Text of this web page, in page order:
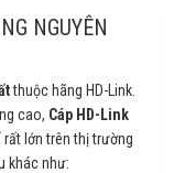
NGUYÊN
thuộc hãng HD-Link.
cao, Cáp HD-Link
lớn trên thị trường
khác như: